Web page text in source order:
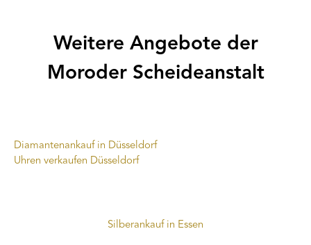
Weitere Angebote der
Moroder Scheideanstalt
Diamantenankauf in Düsseldorf
Uhren verkaufen Düsseldorf
Silberankauf in Essen